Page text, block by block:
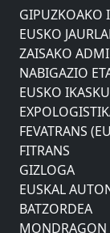
GIPUZKOAKO
EUSKO
ZAISAKO
NABIGAZIO
EUSKO
FEVATRANS
FITRANS
GIZLOGA
EUSKAL
BATZORDEA
MONDRAGON